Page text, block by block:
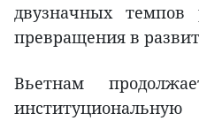
двузначных
превращения в
Вьетнам